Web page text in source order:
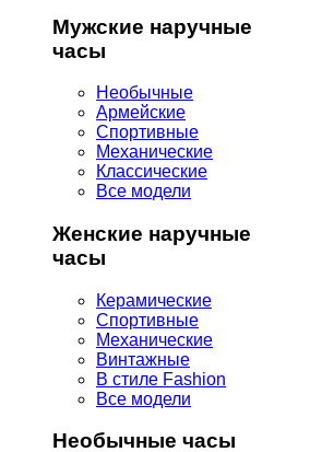
Мужские наручные
часы
Необычные
Армейские
Спортивные
Механические
Классические
Все модели
Женские наручные
часы
Керамические
Спортивные
Механические
Винтажные
В стиле Fashion
Все модели
Необычные часы